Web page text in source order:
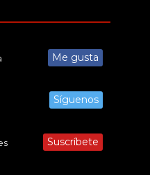
Me gusta
Síguenos
Suscríbete